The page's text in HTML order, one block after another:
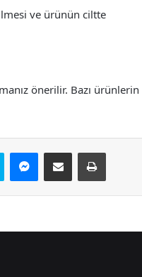
ve ürünün ciltte
önerilir. Bazı ürünlerin
Skype Messenger
E-Posta ile paylaş Yazdır